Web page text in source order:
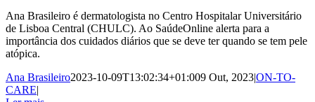
Ana Brasileiro é dermatologista no Centro Hospitalar Universitário
de Lisboa Central (CHULC). Ao SaúdeOnline alerta para a
importância dos cuidados diários que se deve ter quando se tem pele
atópica.
Ana Brasileiro2023-10-09T13:02:34+01:009 Out, 2023|ON-TO-
CARE|